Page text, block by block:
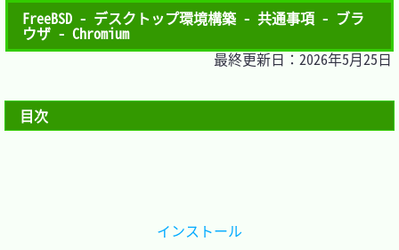
FreeBSD - デスクトップ環境構築 - 共通事項 - ブラ
ウザ - Chromium
最終更新日：2026年5月25日
目次
インストール